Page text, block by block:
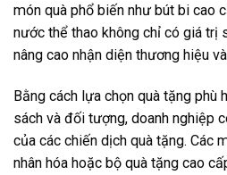
món quà phổ biến như bút bi cao
nước thể thao không chỉ có giá trị
nâng cao nhận diện thương hiệu
Bằng cách lựa chọn quà tặng phù
sách và đối tượng, doanh nghiệp
của các chiến dịch quà tặng. Các
nhân hóa hoặc bộ quà tặng cao